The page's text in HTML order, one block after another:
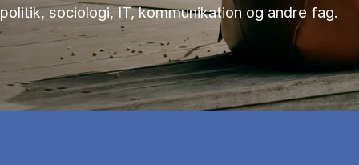
politik, sociologi, IT, kommunikation og andre fag.